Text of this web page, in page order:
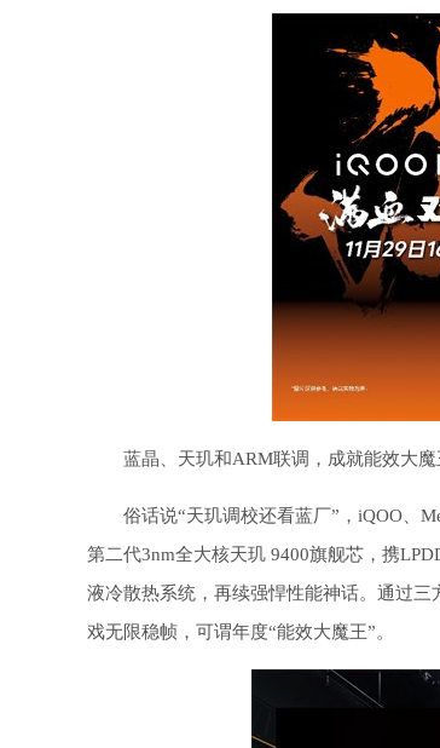
蓝晶、天玑和ARM联调，成就能效大魔
俗话说“天玑调校还看蓝厂”，iQOO、
第二代3nm全大核天玑 9400旗舰芯，携
液冷散热系统，再续强悍性能神话。通过
戏无限稳帧，可谓年度“能效大魔王”。